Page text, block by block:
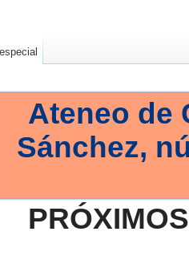
Ateneo de
Sánchez,